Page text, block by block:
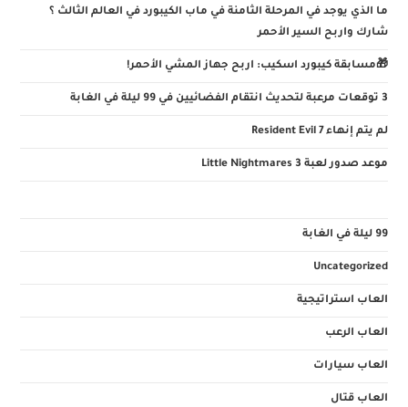
ما الذي يوجد في المرحلة الثامنة في ماب الكيبورد في العالم الثالث ؟
شارك واربح السير الأحمر
🎁مسابقة كيبورد اسكيب: اربح جهاز المشي الأحمر!
3 توقعات مرعبة لتحديث انتقام الفضائيين في 99 ليلة في الغابة
لم يتم إنهاء Resident Evil 7
موعد صدور لعبة Little Nightmares 3
99 ليلة في الغابة
Uncategorized
العاب استراتيجية
العاب الرعب
العاب سيارات
العاب قتال